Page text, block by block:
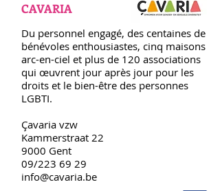
CAVARIA
Du personnel engagé, des centaines de
bénévoles enthousiastes, cinq maisons
arc-en-ciel et plus de 120 associations
qui œuvrent jour après jour pour les
droits et le bien-être des personnes
LGBTI.
Çavaria vzw
Kammerstraat 22
9000 Gent
09/223 69 29
info@cavaria.be